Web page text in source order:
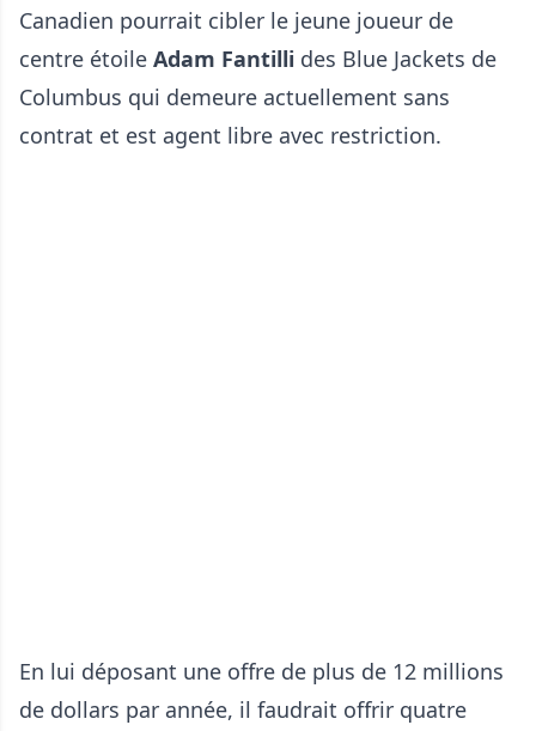
Canadien pourrait cibler le jeune joueur de
centre étoile Adam Fantilli des Blue Jackets de
Columbus qui demeure actuellement sans
contrat et est agent libre avec restriction.
En lui déposant une offre de plus de 12 millions
de dollars par année, il faudrait offrir quatre